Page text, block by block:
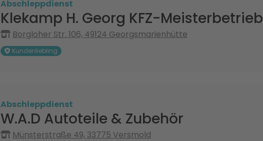
Abschleppdienst
Klekamp H. Georg KFZ-Meisterbetrieb
Borgloher Str. 106, 49124 Georgsmarienhütte
Kundenliebling
Abschleppdienst
W.A.D Autoteile & Zubehör
Münsterstraße 49, 33775 Versmold